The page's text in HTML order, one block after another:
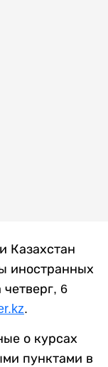
Казахстан
иностранных
6
.
о курсах
пунктами в